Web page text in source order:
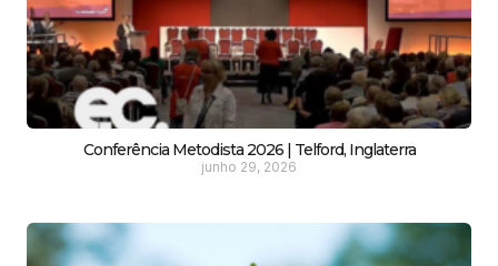
Conferência Metodista 2026 | Telford, Inglaterra
junho 29, 2026